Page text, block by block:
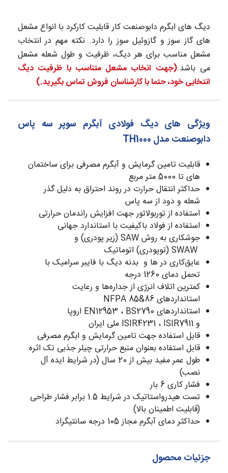
دیگ های ابگرم دابوصنعت کار قابلیت کارکرد با انواع مشعل
های گاز سوز و گازوئیل سوز را دارد. نکته مهم در انتخاب
مشعل مناسب برای هر دیگ، ظرفیت و طول شعله مشعل
می باشد.(جهت انخاب مشعل متناسب با ظرفیت دیگ
انتخابی خود، حتما با کارشناسان فروش تماس بگیرید.)
ویژگی های دیگ فولادی آبگرم سوپر سه پاس
دابوصنعت مدل TH1000
قابلیت تامین گرمایش و آبگرم مصرفی برای ساختمان
های تا 5000 متر مربع
حداکثر انتقال حرارت در روند احتراق به دلیل گذر
شعله و دود از سه پاس
استفاده از توربولاتور جهت افزایش راندمان حرارتی
استفاده از فولاد باکیفیت با استاندارد جهانی
جوشکاری به روش SAW (زیر پودری) و
عایق‌کاری در ها و بدنه دیگ با فایبر سرامیک با
تحمل دمای 1260 درجه
کمترین اتلاف انرژی از جداره‌ها و رعایت
استاندارد‌های NFPA 85&86
استانداردهای EN12953 ، BS2790 اروپا
و ISIR4231 ، ISIR7911 ملی ایران
قابل استفاده جهت تامین گرمایش و ابگرم مصرفی
قابل استفاده بعنوان منبع حرارتی چیلر جذبی تک اثره
طول عمر مفید بیش از 20 سال (در شرایط ایده آل
نصب)
فشار کاری 6 بار
تست هیدرواستاتیک در شرایط 1.5 برابر فشار طراحی
(قابلیت اطمینان بالا)
حداکثر دمای آبگرم مجاز 105 درجه سانتیگراد
جزئیات محصول